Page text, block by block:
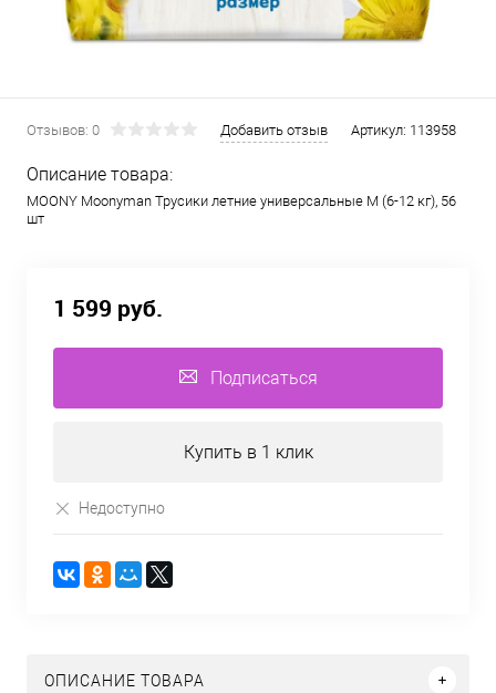
Отзывов: 0 Добавить отзыв Артикул: 113958
Описание товара:
MOONY Moonyman Трусики летние универсальные M (6-12 кг), 56
шт
1 599 руб.
Подписаться
Купить в 1 клик
Недоступно
ОПИСАНИЕ ТОВАРА